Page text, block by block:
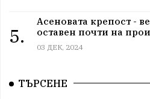
5.
Асеновата крепост -
оставен почти на
03 ДЕК, 2024
ТЪРСЕНЕ